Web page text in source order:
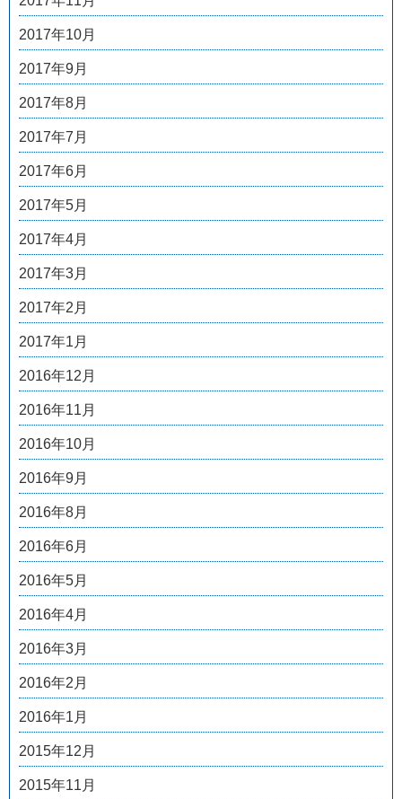
2017年10月
2017年9月
2017年8月
2017年7月
2017年6月
2017年5月
2017年4月
2017年3月
2017年2月
2017年1月
2016年12月
2016年11月
2016年10月
2016年9月
2016年8月
2016年6月
2016年5月
2016年4月
2016年3月
2016年2月
2016年1月
2015年12月
2015年11月